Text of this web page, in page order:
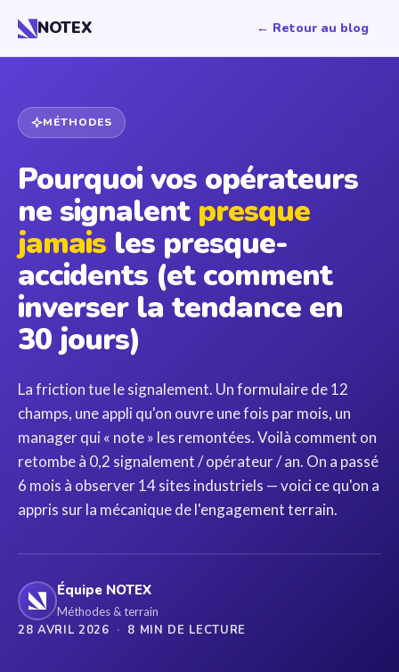
NOTEX ← Retour au blog
MÉTHODES
Pourquoi vos opérateurs
ne signalent presque
jamaisles presque-
accidents (et comment
inverser la tendance en
30 jours)
La friction tue le signalement. Un formulaire de 12
champs, une appli qu'on ouvre une fois par mois, un
manager qui « note » les remontées. Voilà comment on
retombe à 0,2 signalement / opérateur / an. On a passé
6 mois à observer 14 sites industriels — voici ce qu'on a
appris sur la mécanique de l'engagement terrain.
Équipe NOTEX
Méthodes & terrain
28 AVRIL 2026 · 8 MIN DE LECTURE